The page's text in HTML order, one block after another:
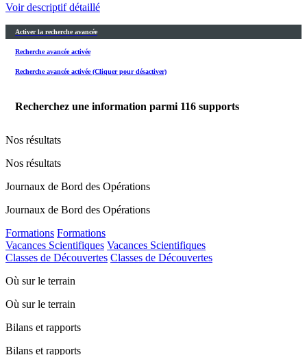
Voir descriptif détaillé
Activer la recherche avancée
Recherche avancée activée
Recherche avancée activée (Cliquer pour désactiver)
Recherchez une information parmi 116 supports
Nos résultats
Nos résultats
Journaux de Bord des Opérations
Journaux de Bord des Opérations
Formations Formations
Vacances Scientifiques Vacances Scientifiques
Classes de Découvertes Classes de Découvertes
Où sur le terrain
Où sur le terrain
Bilans et rapports
Bilans et rapports